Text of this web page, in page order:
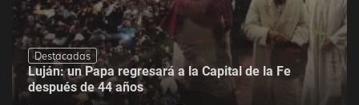
Destacadas
Luján: un Papa regresará a la Capital de la Fe
después de 44 años